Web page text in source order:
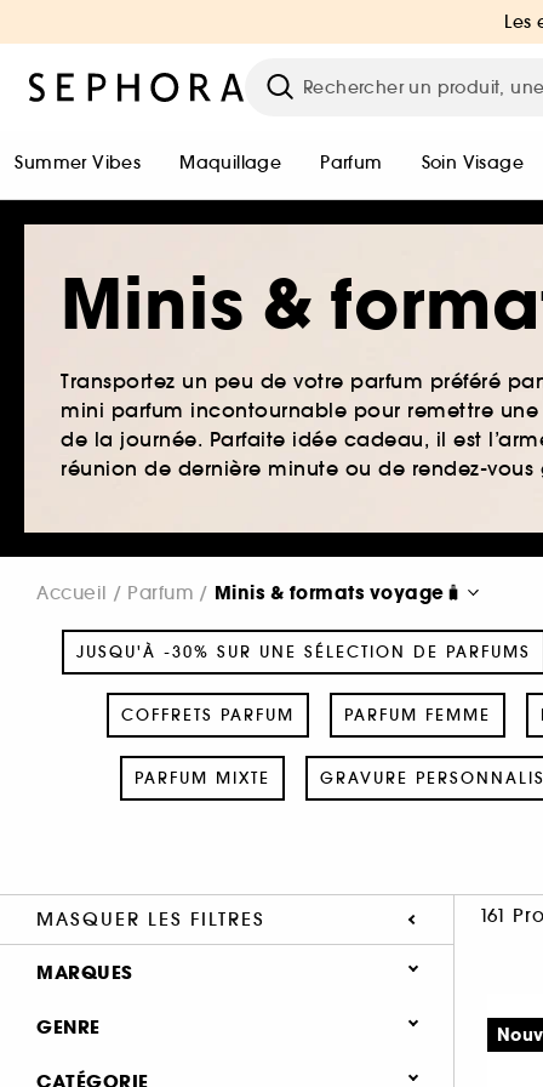
Les
Summer Vibes Maquillage Parfum Soin Visage
Minis &
Transportez un peu de votre parfum préféré
mini parfum incontournable pour remettre
de la journée. Parfaite idée cadeau, il est
réunion de dernière minute ou de rendez-vous
Accueil Parfum Minis & formats voyage🧳
JUSQU'À -30% SUR UNE SÉLECTION DE PARFUMS
COFFRETS PARFUM PARFUM FEMME
PARFUM MIXTE GRAVURE
MASQUER LES FILTRES 161
MARQUES
GENRE
Femme (132)
CATÉGORIE